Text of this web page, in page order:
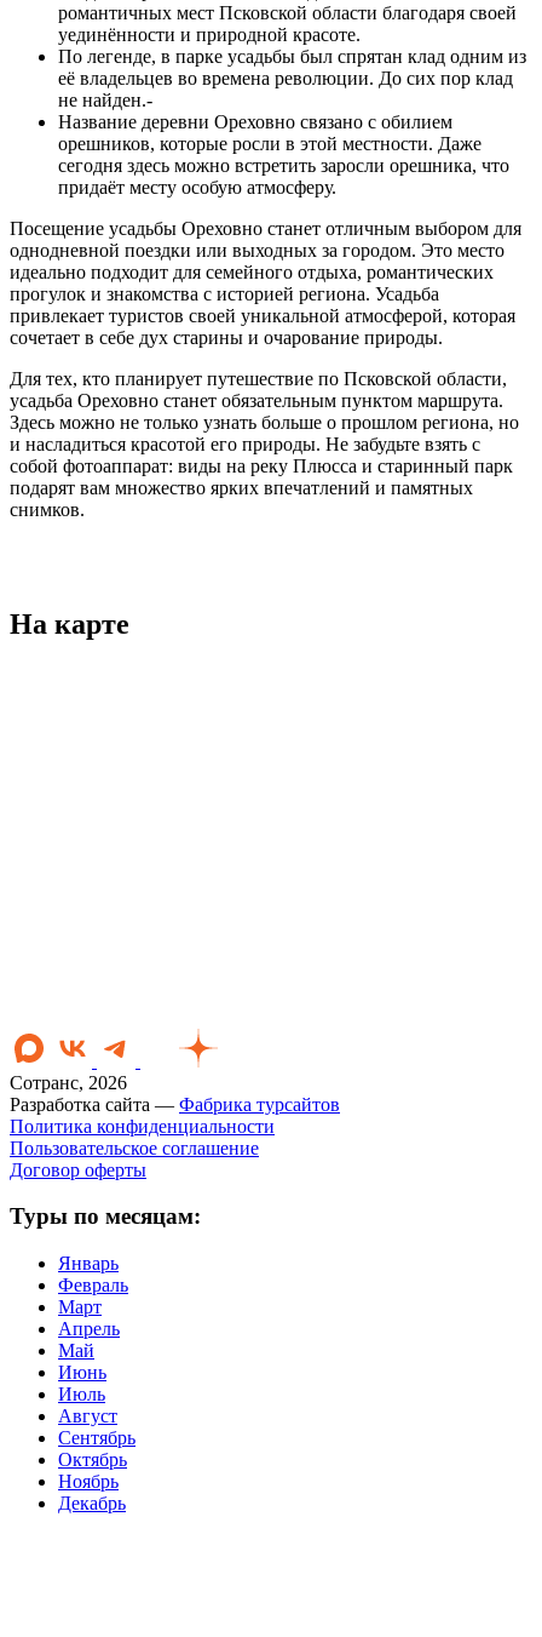
романтичных мест Псковской области благодаря своей
уединённости и природной красоте.
По легенде, в парке усадьбы был спрятан клад одним из
её владельцев во времена революции. До сих пор клад
не найден.-
Название деревни Ореховно связано с обилием
орешников, которые росли в этой местности. Даже
сегодня здесь можно встретить заросли орешника, что
придаёт месту особую атмосферу.
Посещение усадьбы Ореховно станет отличным выбором для
однодневной поездки или выходных за городом. Это место
идеально подходит для семейного отдыха, романтических
прогулок и знакомства с историей региона. Усадьба
привлекает туристов своей уникальной атмосферой, которая
сочетает в себе дух старины и очарование природы.
Для тех, кто планирует путешествие по Псковской области,
усадьба Ореховно станет обязательным пунктом маршрута.
Здесь можно не только узнать больше о прошлом региона, но
и насладиться красотой его природы. Не забудьте взять с
собой фотоаппарат: виды на реку Плюсса и старинный парк
подарят вам множество ярких впечатлений и памятных
снимков.
На карте
Сотранс, 2026
Разработка сайта — Фабрика турсайтов
Политика конфиденциальности
Пользовательское соглашение
Договор оферты
Туры по месяцам:
Январь
Февраль
Март
Апрель
Май
Июнь
Июль
Август
Сентябрь
Октябрь
Ноябрь
Декабрь